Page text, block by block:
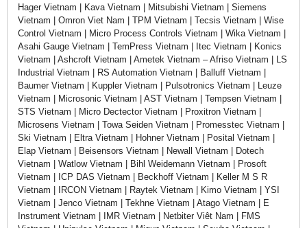
Hager Vietnam | Kava Vietnam | Mitsubishi Vietnam | Siemens
Vietnam | Omron Viet Nam | TPM Vietnam | Tecsis Vietnam | Wise
Control Vietnam | Micro Process Controls Vietnam | Wika Vietnam |
Asahi Gauge Vietnam | TemPress Vietnam | Itec Vietnam | Konics
Vietnam | Ashcroft Vietnam | Ametek Vietnam – Afriso Vietnam | LS
Industrial Vietnam | RS Automation Vietnam | Balluff Vietnam |
Baumer Vietnam | Kuppler Vietnam | Pulsotronics Vietnam | Leuze
Vietnam | Microsonic Vietnam | AST Vietnam | Tempsen Vietnam |
STS Vietnam | Micro Dectector Vietnam | Proxitron Vietnam |
Microsens Vietnam | Towa Seiden Vietnam | Promesstec Vietnam |
Ski Vietnam | Eltra Vietnam | Hohner Vietnam | Posital Vietnam |
Elap Vietnam | Beisensors Vietnam | Newall Vietnam | Dotech
Vietnam | Watlow Vietnam | Bihl Weidemann Vietnam | Prosoft
Vietnam | ICP DAS Vietnam | Beckhoff Vietnam | Keller M S R
Vietnam | IRCON Vietnam | Raytek Vietnam | Kimo Vietnam | YSI
Vietnam | Jenco Vietnam | Tekhne Vietnam | Atago Vietnam | E
Instrument Vietnam | IMR Vietnam | Netbiter Viêt Nam | FMS